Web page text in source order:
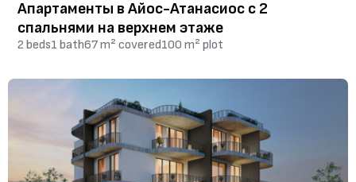
Апартаменты в Айос-Атанасиос с 2
спальнями на верхнем этаже
2 beds1 bath67 m² covered100 m² plot